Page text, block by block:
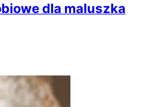
dla maluszka